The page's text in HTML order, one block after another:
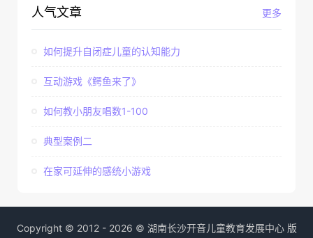
更多
人气文章
如何提升自闭症儿童的认知能力
互动游戏《鳄鱼来了》
如何教小朋友唱数1-100
典型案例二
在家可延伸的感统小游戏
Copyright © 2012 - 2026 © 湖南长沙开音儿童教育发展中心 版